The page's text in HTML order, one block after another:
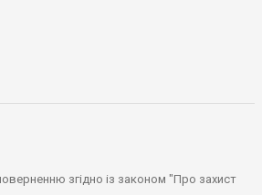
згідно із законом "Про захист